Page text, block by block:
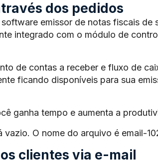
dos pedidos
emissor de notas fiscais de
integrado com o módulo de
de contas a receber e fluxo de
ficando disponíveis para sua
ganha tempo e aumenta a
vazio. O nome do arquivo é email-
clientes via e-mail